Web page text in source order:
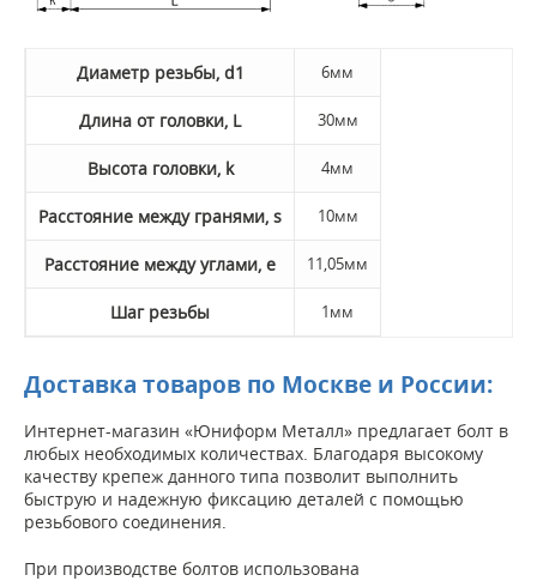
Диаметр резьбы, d1 6мм
Длина от головки, L 30мм
Высота головки, k 4мм
Расстояние между гранями, s 10мм
Расстояние между углами, e 11,05мм
Шаг резьбы 1мм
Доставка товаров по Москве и России:
Интернет-магазин «Юниформ Металл» предлагает болт в
любых необходимых количествах. Благодаря высокому
качеству крепеж данного типа позволит выполнить
быструю и надежную фиксацию деталей с помощью
резьбового соединения.
При производстве болтов использована